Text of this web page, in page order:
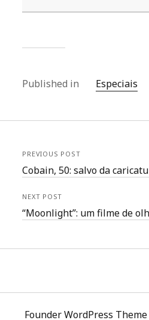
Published in Especiais
PREVIOUS POST
Cobain, 50: salvo da
NEXT POST
“Moonlight”: um filme de
Founder WordPress Theme